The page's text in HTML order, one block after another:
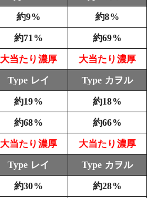
約9% 約8%
約71% 約69%
大当たり濃厚 大当たり濃厚
Type レイ Type カヲル
約19% 約18%
約68% 約66%
大当たり濃厚 大当たり濃厚
Type レイ Type カヲル
約30% 約28%